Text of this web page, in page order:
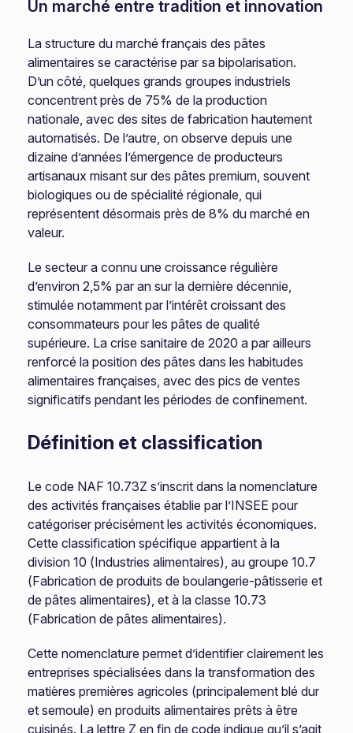
Un marché entre tradition et innovation
La structure du marché français des pâtes
alimentaires se caractérise par sa bipolarisation.
D’un côté, quelques grands groupes industriels
concentrent près de 75% de la production
nationale, avec des sites de fabrication hautement
automatisés. De l’autre, on observe depuis une
dizaine d’années l’émergence de producteurs
artisanaux misant sur des pâtes premium, souvent
biologiques ou de spécialité régionale, qui
représentent désormais près de 8% du marché en
valeur.
Le secteur a connu une croissance régulière
d’environ 2,5% par an sur la dernière décennie,
stimulée notamment par l’intérêt croissant des
consommateurs pour les pâtes de qualité
supérieure. La crise sanitaire de 2020 a par ailleurs
renforcé la position des pâtes dans les habitudes
alimentaires françaises, avec des pics de ventes
significatifs pendant les périodes de confinement.
Définition et classification
Le code NAF 10.73Z s’inscrit dans la nomenclature
des activités françaises établie par l’INSEE pour
catégoriser précisément les activités économiques.
Cette classification spécifique appartient à la
division 10 (Industries alimentaires), au groupe 10.7
(Fabrication de produits de boulangerie-pâtisserie et
de pâtes alimentaires), et à la classe 10.73
(Fabrication de pâtes alimentaires).
Cette nomenclature permet d’identifier clairement les
entreprises spécialisées dans la transformation des
matières premières agricoles (principalement blé dur
et semoule) en produits alimentaires prêts à être
cuisinés. La lettre Z en fin de code indique qu’il s’agit